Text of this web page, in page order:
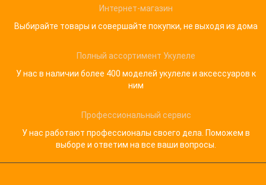
Интернет-магазин
Выбирайте товары и совершайте покупки, не выходя из дома
Полный ассортимент Укулеле
У нас в наличии более 400 моделей укулеле и аксессуаров к
ним
Профессиональный сервис
У нас работают профессионалы своего дела. Поможем в
выборе и ответим на все ваши вопросы.